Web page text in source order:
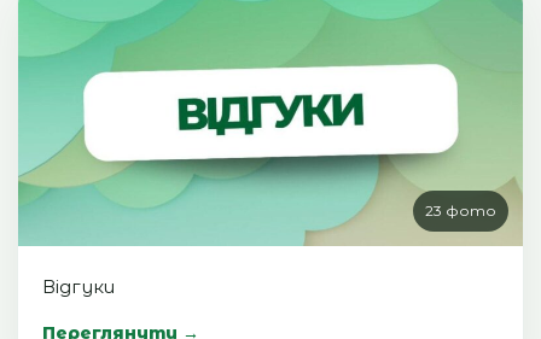
23 фото
Відгуки
Переглянути →